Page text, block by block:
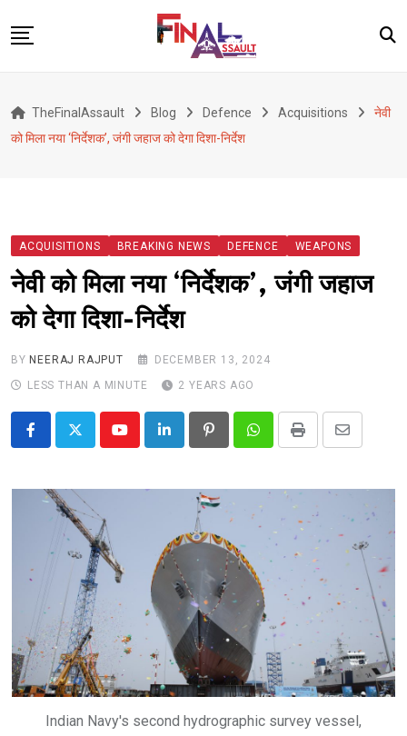
to
War
Alert
Viral
Classified
About Us
TheFinalAssault Blog Defence Acquisitions
नेवी
को मिला नया ‘निर्देशक’, जंगी जहाज को देगा दिशा-निर्देश
ACQUISITIONS BREAKING NEWS DEFENCE WEAPONS
नेवी को मिला नया ‘निर्देशक’, जंगी जहाज
को देगा दिशा-निर्देश
BYNEERAJ RAJPUT
DECEMBER 13, 2024
LESS THAN A MINUTE
2 YEARS AGO
YoutubeLinkedIn PinterestWhatsappPrint
Share
Email
Indian Navy's second hydrographic survey vessel,